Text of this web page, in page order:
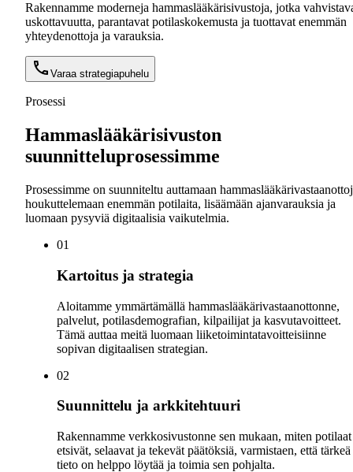
Rakennamme moderneja hammaslääkärisivustoja, jotka
uskottavuutta, parantavat potilaskokemusta ja tuottavat enemmän
yhteydenottoja ja varauksia.
Varaa strategiapuhelu
Prosessi
Hammaslääkärisivuston
suunnitteluprosessimme
Prosessimme on suunniteltu auttamaan
houkuttelemaan enemmän potilaita, lisäämään ajanvarauksia ja
luomaan pysyviä digitaalisia vaikutelmia.
01
Kartoitus ja strategia
Aloitamme ymmärtämällä hammaslääkärivastaanottonne,
palvelut, potilasdemografian, kilpailijat ja kasvutavoitteet.
Tämä auttaa meitä luomaan liiketoimintatavoitteisiinne
sopivan digitaalisen strategian.
02
Suunnittelu ja arkkitehtuuri
Rakennamme verkkosivustonne sen mukaan, miten potilaat
etsivät, selaavat ja tekevät päätöksiä, varmistaen, että tärkeä
tieto on helppo löytää ja toimia sen pohjalta.